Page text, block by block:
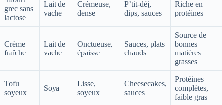
grec sans
lactose
Lait de
vache
Crémeuse,
dense
P’tit-déj,
dips, sauces
Riche en
protéines
Crème
fraîche
Lait de
vache
Onctueuse,
épaisse
Sauces, plats
chauds
Source de
bonnes
matières
grasses
Tofu
soyeux
Soya
Lisse,
soyeux
Cheesecakes,
sauces
Protéines
complètes,
faible gras